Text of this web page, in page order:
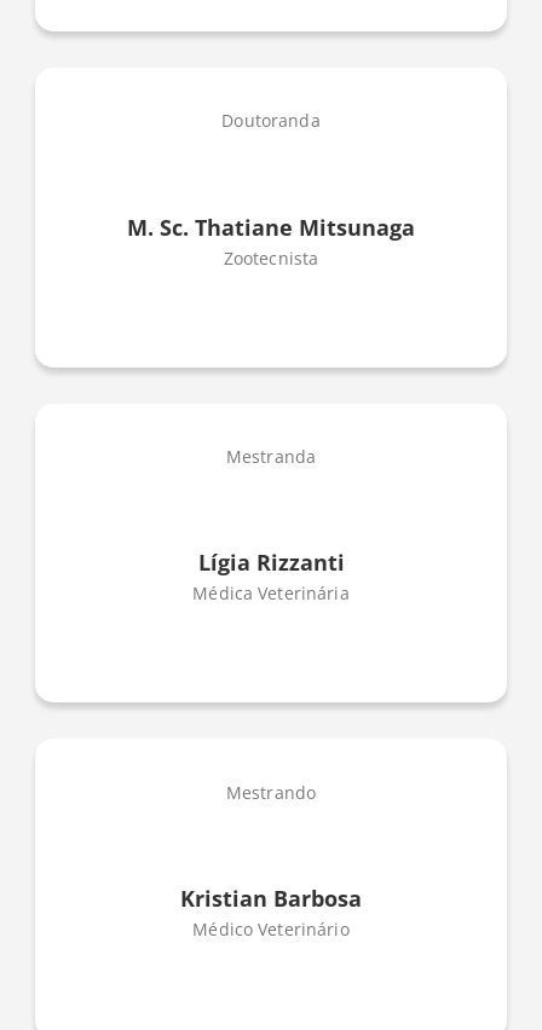
Doutoranda
M. Sc. Thatiane Mitsunaga
Zootecnista
Mestranda
Lígia Rizzanti
Médica Veterinária
Mestrando
Kristian Barbosa
Médico Veterinário